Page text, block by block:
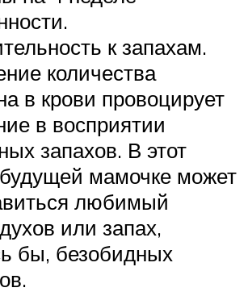
к запахам.
количества
в крови провоцирует
в восприятии
запахов. В этот
мамочке может
любимый
или запах,
бы, безобидных